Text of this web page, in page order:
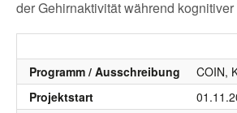
der Gehirnaktivität während kognitiver
Programm / Ausschreibung
COIN,
Projektstart